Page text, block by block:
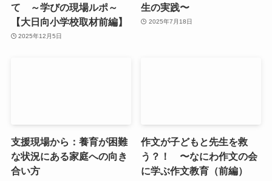
て ～学びの現場ルポ～
【大日向小学校取材前編】
2025年12月5日
生の実践〜
2025年7月18日
支援現場から：養育が困難
な状況にある家庭への向き
合い方
作文が子どもと先生を救
う？！ 〜なにわ作文の会
に学ぶ作文教育（前編）